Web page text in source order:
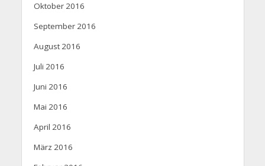
Oktober 2016
September 2016
August 2016
Juli 2016
Juni 2016
Mai 2016
April 2016
März 2016